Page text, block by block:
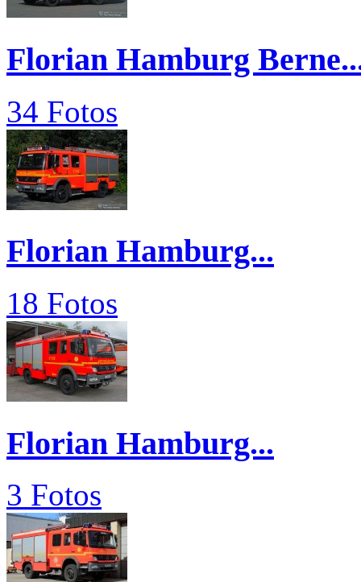
Florian Hamburg
34 Fotos
Florian Hamburg...
18 Fotos
Florian Hamburg...
3 Fotos